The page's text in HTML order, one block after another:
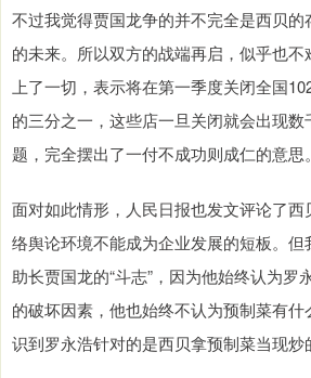
不过我觉得贾国龙争的并不完全是西贝
的未来。所以双方的战端再启，似乎也
上了一切，表示将在第一季度关闭全国
的三分之一，这些店一旦关闭就会出现
题，完全摆出了一付不成功则成仁的意思。
面对如此情形，人民日报也发文评论了
络舆论环境不能成为企业发展的短板。
助长贾国龙的“斗志”，因为他始终认为罗
的破坏因素，他也始终不认为预制菜有
识到罗永浩针对的是西贝拿预制菜当现炒